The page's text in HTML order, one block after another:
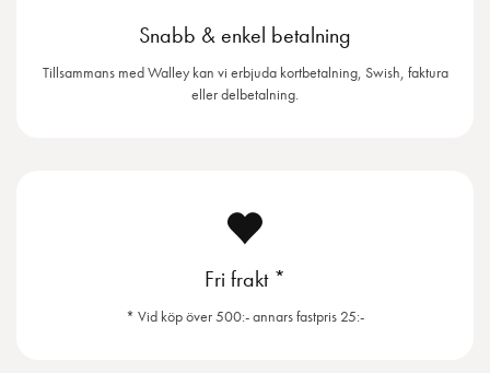
Snabb & enkel betalning
Tillsammans med Walley kan vi erbjuda kortbetalning, Swish, faktura
eller delbetalning.
Fri frakt *
* Vid köp över 500:- annars fastpris 25:-